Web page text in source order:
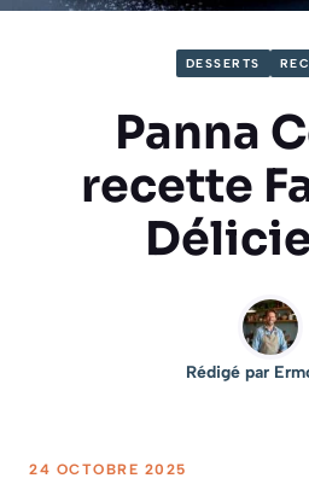
DESSERTS
Panna
recette
Rédigé par
24 OCTOBRE 2025